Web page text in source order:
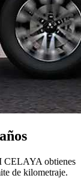
CELAYA obtienes
de kilometraje.